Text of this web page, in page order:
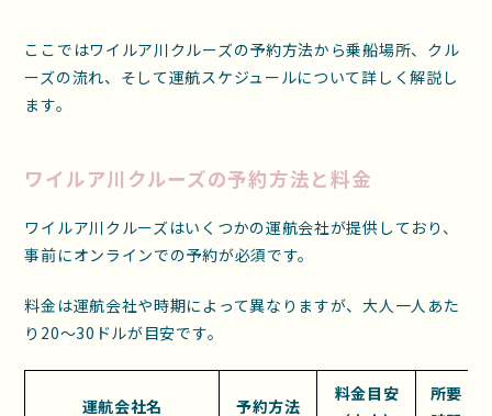
ここではワイルア川クルーズの予約方法から乗船場所、クル
ーズの流れ、そして運航スケジュールについて詳しく解説し
ます。
ワイルア川クルーズの予約方法と料金
ワイルア川クルーズはいくつかの運航会社が提供しており、
事前にオンラインでの予約が必須です。
料金は運航会社や時期によって異なりますが、大人一人あた
り20～30ドルが目安です。
運航会社名 予約方法
料金目安
所要